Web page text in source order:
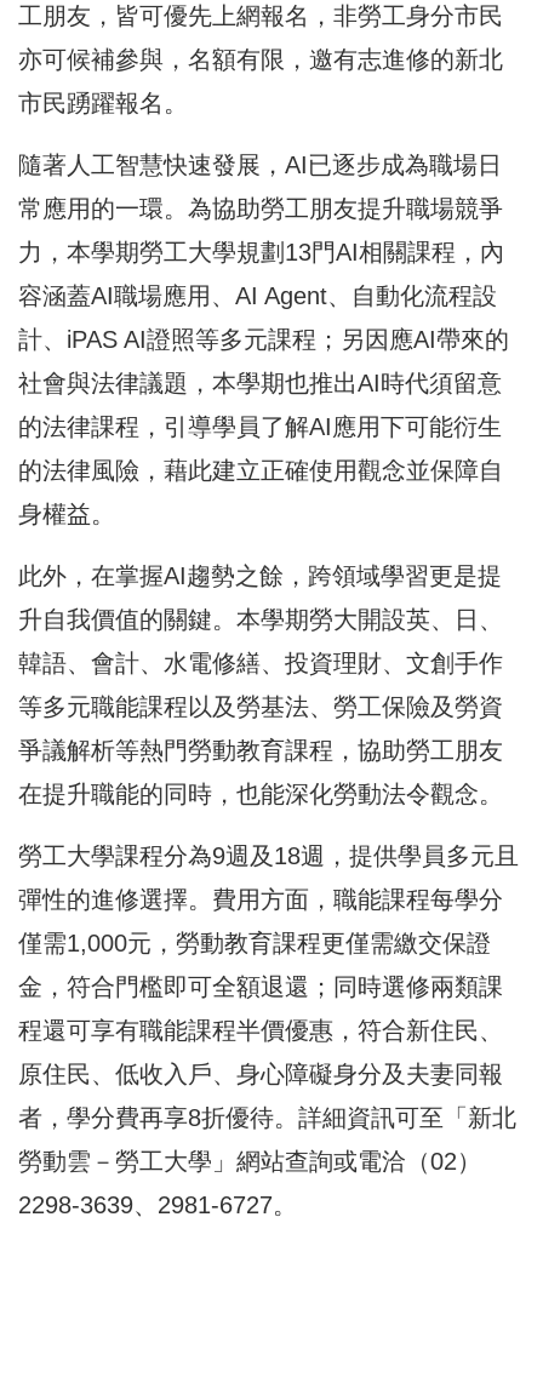
工朋友，皆可優先上網報名，非勞工身分市民
亦可候補參與，名額有限，邀有志進修的新北
市民踴躍報名。
隨著人工智慧快速發展，AI已逐步成為職場日
常應用的一環。為協助勞工朋友提升職場競爭
力，本學期勞工大學規劃13門AI相關課程，內
容涵蓋AI職場應用、AI Agent、自動化流程設
計、iPAS AI證照等多元課程；另因應AI帶來的
社會與法律議題，本學期也推出AI時代須留意
的法律課程，引導學員了解AI應用下可能衍生
的法律風險，藉此建立正確使用觀念並保障自
身權益。
此外，在掌握AI趨勢之餘，跨領域學習更是提
升自我價值的關鍵。本學期勞大開設英、日、
韓語、會計、水電修繕、投資理財、文創手作
等多元職能課程以及勞基法、勞工保險及勞資
爭議解析等熱門勞動教育課程，協助勞工朋友
在提升職能的同時，也能深化勞動法令觀念。
勞工大學課程分為9週及18週，提供學員多元且
彈性的進修選擇。費用方面，職能課程每學分
僅需1,000元，勞動教育課程更僅需繳交保證
金，符合門檻即可全額退還；同時選修兩類課
程還可享有職能課程半價優惠，符合新住民、
原住民、低收入戶、身心障礙身分及夫妻同報
者，學分費再享8折優待。詳細資訊可至「新北
勞動雲－勞工大學」網站查詢或電洽（02）
2298-3639、2981-6727。